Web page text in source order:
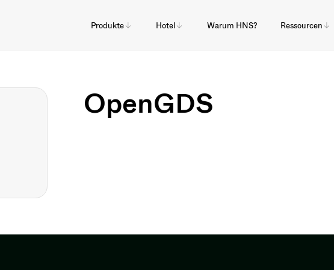
Produkte Hotel Warum HNS? Ressourcen
OpenGDS